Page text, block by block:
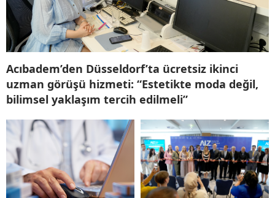
Acıbadem’den Düsseldorf’ta ücretsiz ikinci
uzman görüşü hizmeti: “Estetikte moda değil,
bilimsel yaklaşım tercih edilmeli”